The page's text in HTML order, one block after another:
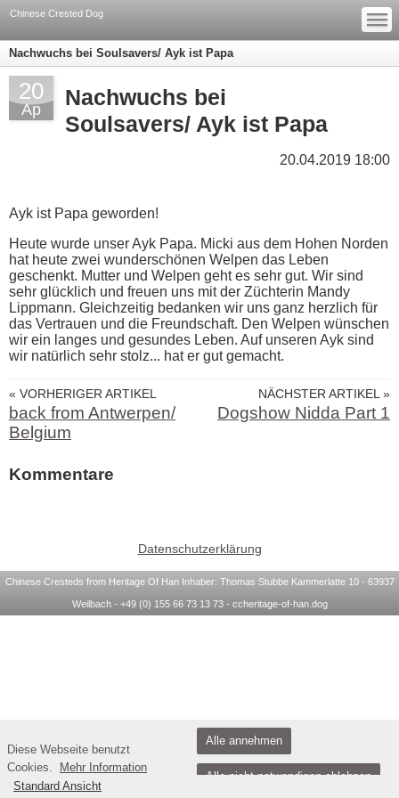
Chinese Crested Dog —
—
—
Nachwuchs bei Soulsavers/ Ayk ist Papa
20
Ap
Nachwuchs bei
Soulsavers/ Ayk ist Papa
20.04.2019 18:00
Ayk ist Papa geworden!
Heute wurde unser Ayk Papa. Micki aus dem Hohen Norden
hat heute zwei wunderschönen Welpen das Leben
geschenkt. Mutter und Welpen geht es sehr gut. Wir sind
sehr glücklich und freuen uns mit der Züchterin Mandy
Lippmann. Gleichzeitig bedanken wir uns ganz herzlich für
das Vertrauen und die Freundschaft. Den Welpen wünschen
wir ein langes und gesundes Leben. Auf unseren Ayk sind
wir natürlich sehr stolz... hat er gut gemacht.
« VORHERIGER ARTIKEL
back from Antwerpen/
Belgium
NÄCHSTER ARTIKEL »
Dogshow Nidda Part 1
Kommentare
Datenschutzerklärung
Chinese Cresteds from Heritage Of Han Inhaber: Thomas Stubbe Kammerlatte 10 - 63937
Weilbach - +49 (0) 155 66 73 13 73 - ccheritage-of-han.dog
Standard Ansicht
Diese Webseite benutzt
Cookies.
Mehr Information
Alle annehmen
Alle nicht notwendigen ablehnen